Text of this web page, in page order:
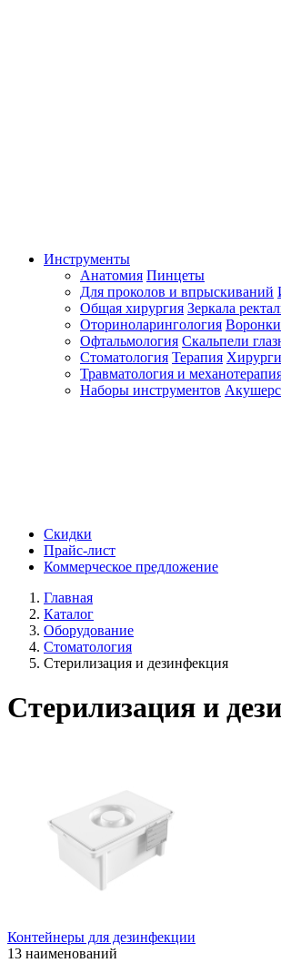
Инструменты
Анатомия Пинцеты
Для проколов и впрыскиваний
Общая хирургия Зеркала
Оториноларингология
Офтальмология Скальпели
Стоматология Терапия
Травматология и
Наборы инструментов
Скидки
Прайс-лист
Коммерческое предложение
Главная
Каталог
Оборудование
Стоматология
Стерилизация и дезинфекция
Стерилизация и
Контейнеры для дезинфекции
13 наименований